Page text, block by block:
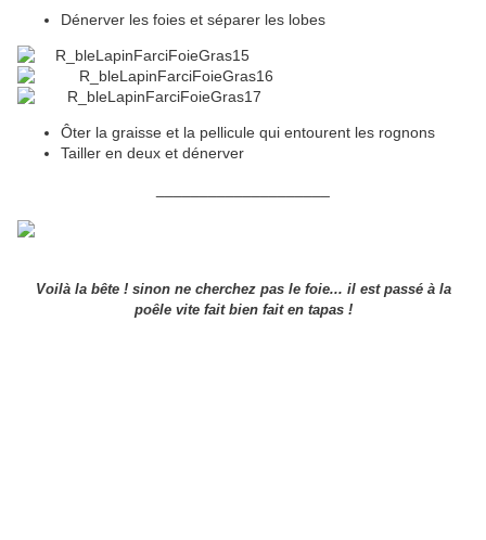
Dénerver les foies et séparer les lobes
Ôter la graisse et la pellicule qui entourent les rognons
Tailler en deux et dénerver
Voilà la bête ! sinon ne cherchez pas le foie... il est passé à la
poêle vite fait bien fait en tapas !